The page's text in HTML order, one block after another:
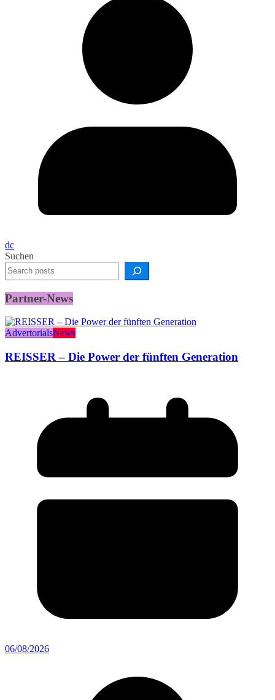
dc
Suchen
Partner-News
AdvertorialsNews
REISSER – Die Power der fünften Generation
06/08/2026